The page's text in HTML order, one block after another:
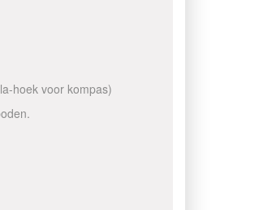
hoek voor kompas)